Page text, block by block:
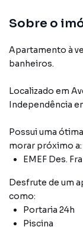
Sobre o
Apartamento à
banheiros.
Localizado em
Independência
Possui uma
morar próximo a:
EMEF Des.
Desfrute de um
como:
Portaria 24h
Piscina